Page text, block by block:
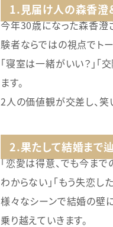
1.見届け人の森香澄
今年30歳になった森香澄
験者ならではの視点でトー
「寝室は一緒がいい？」
ます。
2人の価値観が交差し、笑
2.果たして結婚まで
「恋愛は得意、でも今ま
わからない」「もう失恋し
様々なシーンで結婚の壁
乗り越えていきます。